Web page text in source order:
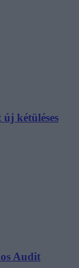
kétüléses
Audit